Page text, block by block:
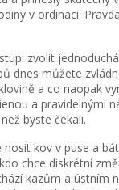
v ordinaci.
zvolit
dnes můžete
a co naopak
a pravidelnými
byste čekali.
kov v puse a
chce diskrétní
kazům a